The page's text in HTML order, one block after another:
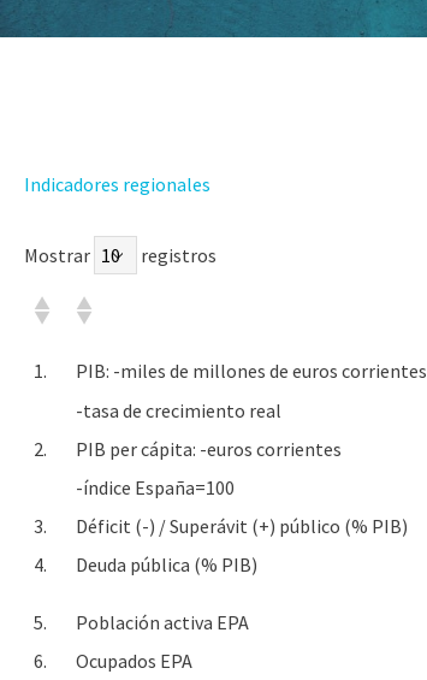
Indicadores regionales
Mostrar registros
1.
PIB: -miles de millones de euros corrientes
-tasa de crecimiento real
2.
PIB per cápita: -euros corrientes
-índice España=100
3.
Déficit (-) / Superávit (+) público (% PIB)
4.
Deuda pública (% PIB)
5. Población activa EPA
6.
Ocupados EPA